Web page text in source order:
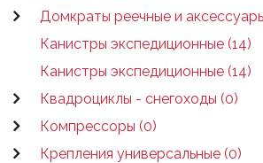
Домкраты реечные и
Канистры экспедиционные (14)
Канистры экспедиционные (14)
Квадроциклы - снегоходы (0)
Компрессоры (0)
Крепления универсальные (0)